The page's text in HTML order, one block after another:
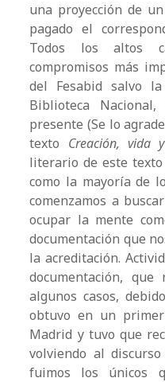
una proyección de
pagado el
Todos los altos
compromisos más
del Fesabid salvo
Biblioteca
presente (Se lo
texto Creación, vida
literario de este
como la mayoría de
comenzamos a
ocupar la mente
documentación que
la acreditación.
documentación,
algunos casos,
obtuvo en un
Madrid y tuvo que
volviendo al
fuimos los únicos